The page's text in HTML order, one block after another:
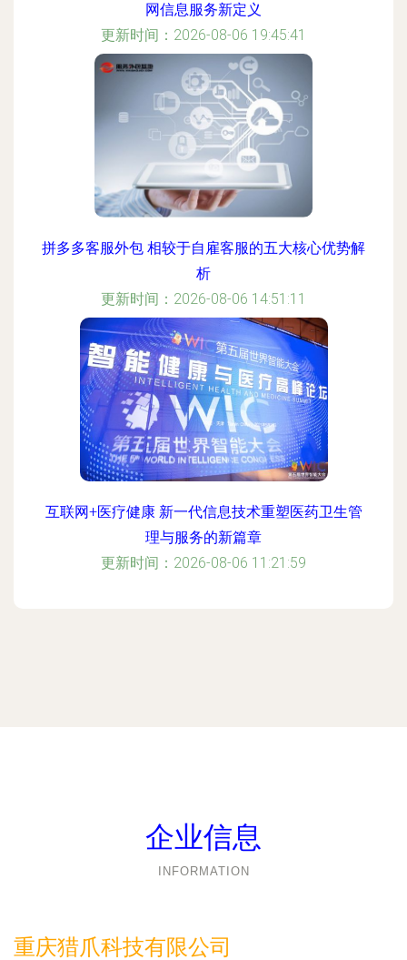
网信息服务新定义
更新时间：2026-08-06 19:45:41
拼多多客服外包 相较于自雇客服的五大核心优势解
析
更新时间：2026-08-06 14:51:11
互联网+医疗健康 新一代信息技术重塑医药卫生管
理与服务的新篇章
更新时间：2026-08-06 11:21:59
企业信息
INFORMATION
重庆猎爪科技有限公司